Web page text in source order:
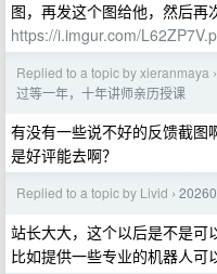
图，再发这个图给他，然后再
https://i.imgur.com/
Replied to a topic by xieranmaya ›
过等一年，十年讲师亲历授课
有没有一些说不好的反馈截图
是好评能去啊？
Replied to a topic by Livid ›
站长大大，这个以后是不是可
比如提供一些专业的机器人可